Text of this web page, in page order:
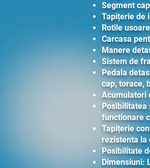
Segment
Tapițerie de
Rotile
Carcasa
Manere
Sistem de
Pedala
cap, torace,
Acumulatori
Posibilitatea
functionare
Tapițerie
rezistenta la
Posibilitate
Dimensiuni: